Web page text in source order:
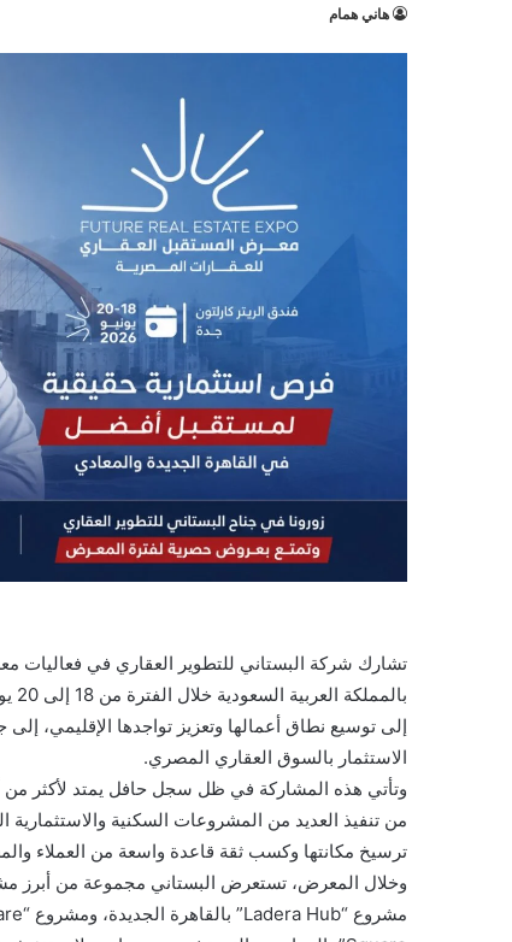
هاني همام
تشارك شركة البستاني للتطوير العقاري في فعاليات
إلى توسيع نطاق أعمالها وتعزيز تواجدها الإقليمي،
الاستثمار بالسوق العقاري المصري.
وتأتي هذه المشاركة في ظل سجل حافل يمتد لأكثر من
من تنفيذ العديد من المشروعات السكنية
ترسيخ مكانتها وكسب ثقة قاعدة واسعة من العملاء
وخلال المعرض، تستعرض البستاني مجموعة من أبرز